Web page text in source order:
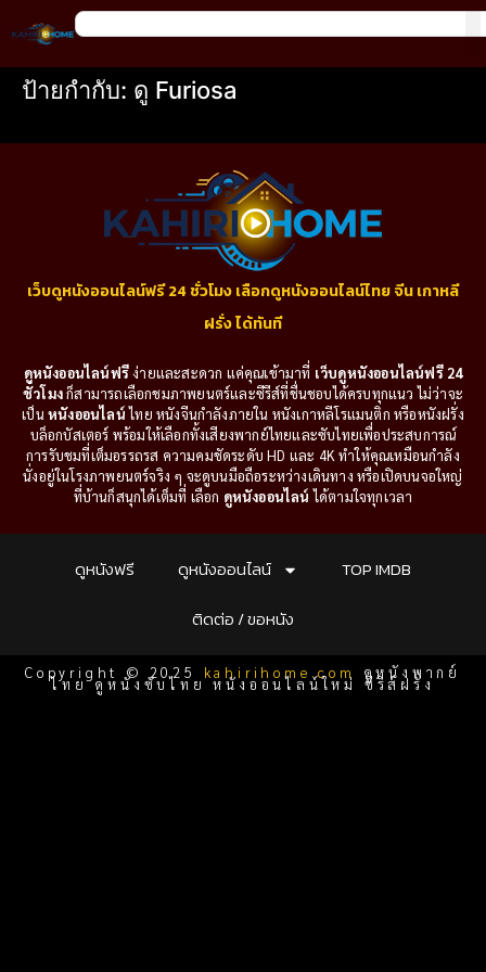
ป้ายกำกับ: ดู Furiosa
เว็บดูหนังออนไลน์ฟรี 24 ชั่วโมง เลือกดูหนังออนไลน์ไทย จีน เกาหลี
ฝรั่ง ได้ทันที
ดูหนังออนไลน์ฟรีง่ายและสะดวก แค่คุณเข้ามาที่ เว็บดูหนังออนไลน์ฟรี 24
ชั่วโมงก็สามารถเลือกชมภาพยนตร์และซีรีส์ที่ชื่นชอบได้ครบทุกแนว ไม่ว่าจะ
เป็นหนังออนไลน์ไทย หนังจีนกำลังภายใน หนังเกาหลีโรแมนติก หรือหนังฝรั่ง
บล็อกบัสเตอร์ พร้อมให้เลือกทั้งเสียงพากย์ไทยและซับไทยเพื่อประสบการณ์
การรับชมที่เต็มอรรถรส ความคมชัดระดับ HD และ 4K ทำให้คุณเหมือนกำลัง
นั่งอยู่ในโรงภาพยนตร์จริง ๆ จะดูบนมือถือระหว่างเดินทาง หรือเปิดบนจอใหญ่
ที่บ้านก็สนุกได้เต็มที่ เลือก ดูหนังออนไลน์ ได้ตามใจทุกเวลา
ดูหนังฟรี ดูหนังออนไลน์
TOP IMDB
ติดต่อ / ขอหนัง
Copyright © 2025 kahirihome.com ดูหนังพากย์
ไทย ดูหนังซับไทย หนังออนไลน์ใหม่ ซีรีส์ฝรั่ง